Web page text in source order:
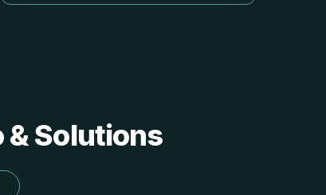
& Solutions